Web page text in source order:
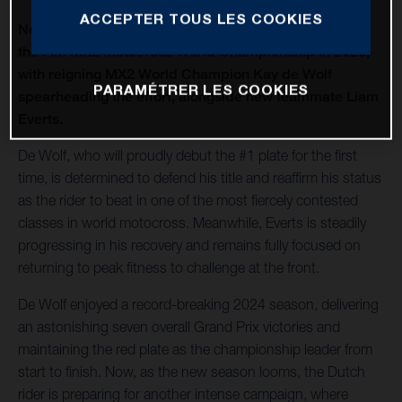
Nestaan Husqvarna Factory Racing is set to return to
the FIM MX2 Motocross World Championship in 2025,
spearheading the effort, alongside new teammate Liam
De Wolf, who will proudly debut the #1 plate for the first
time, is determined to defend his title and reaffirm his status
as the rider to beat in one of the most fiercely contested
classes in world motocross. Meanwhile, Everts is steadily
progressing in his recovery and remains fully focused on
returning to peak fitness to challenge at the front.
De Wolf enjoyed a record-breaking 2024 season, delivering
an astonishing seven overall Grand Prix victories and
maintaining the red plate as the championship leader from
start to finish. Now, as the new season looms, the Dutch
rider is preparing for another intense campaign, where
ACCEPTER TOUS LES COOKIES
PARAMÉTRER LES COOKIES